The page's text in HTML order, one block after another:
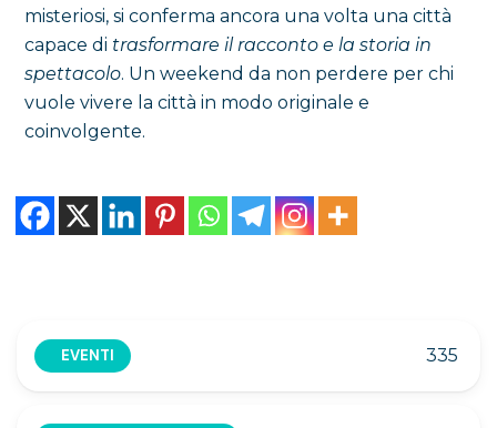
misteriosi, si conferma ancora una volta una città
capace di trasformare il racconto e la storia in
spettacolo. Un weekend da non perdere per chi
vuole vivere la città in modo originale e
coinvolgente.
EVENTI 335